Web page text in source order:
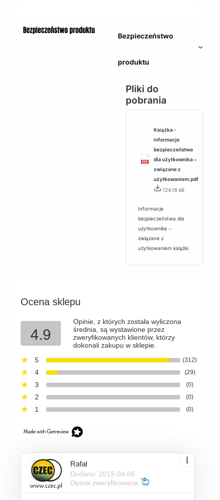
Bezpieczeństwo
produktu
Pliki do
pobrania
Książka -
informacje
bezpieczeństwa
dla użytkownika ‒
związane z
użytkowaniem.pdf
124.18 kB
Informacje
bezpieczeństwa dla
użytkownika ‒
związane z
użytkowaniem książki.
Ocena sklepu
4.9
Opinie, z których została wyliczona
średnia, są wystawione przez
zweryfikowanych klientów, którzy
dokonali zakupu w sklepie.
5
(312)
4 (29)
3 (0)
2 (0)
1 (0)
Rafał
Dodano: 2019-04-06
Opinia zweryfikowana